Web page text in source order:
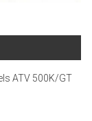
ATV 500K/GT